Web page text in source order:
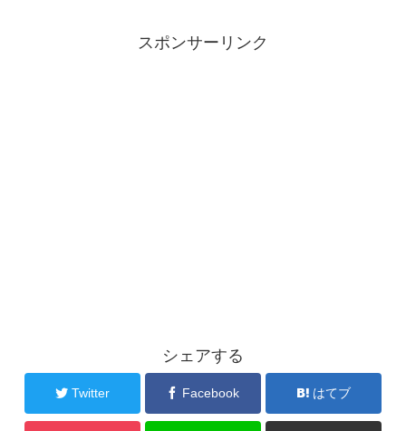
スポンサーリンク
シェアする
Twitter Facebook はてブ